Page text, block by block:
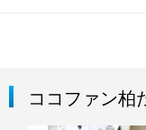
ココファン柏